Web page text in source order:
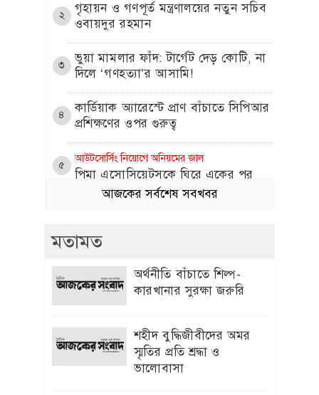
২
গৃহায়ন ও গণপূর্ত মন্ত্রণালয়ের নতুন সচিব
ওবায়দুর রহমান
৩
​ভুয়া মামলার ফাঁদ: টার্গেট দেড় কোটি, না
দিলে ‘গণহত্যা’র আসামি!
৪
কার্ডিয়াক অ্যারেস্টে প্রাণ বাঁচাতে সিপিআর
প্রশিক্ষণের ওপর গুরুত্ব
৫
আউটসোর্সিং নিয়োগে অনিয়মের জাল
পিমা এসোসিয়েটসকে ঘিরে একের পর
এক অভিযোগ
ক্রিকেটার ব্রেট লি
৭
এলিট আম্পায়ার সৈকত চুক্তিতে নেই কেন,
ব্যাখ্যা দিল বিসিবি
৮
৩য় ভাষা শিক্ষায় চীনা ভাষাকে অগ্রাধিকার
দেওয়া হবে : ইউজিসি চেয়ারম্যান
‘স্পাইডার-ম্যান’ খ্যাত অভিনেত্রী মেরি
আজকের সর্বশেষ সবখবর
মতামত
অর্থনীতি বাঁচাতে শিল্প-
কারখানার সুরক্ষা জরুরি
শহীদ বুদ্ধিজীবীদের অমর
স্মৃতির প্রতি শ্রদ্ধা ও
ভালোবাসা